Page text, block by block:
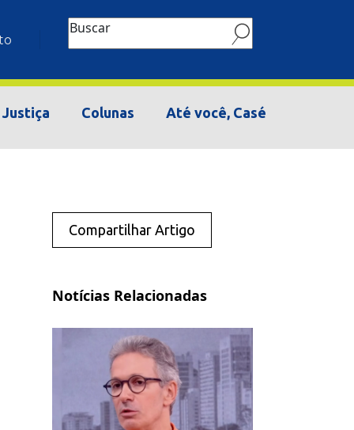
Buscar
Justiça Colunas Até você, Casé
Compartilhar Artigo
Notícias Relacionadas